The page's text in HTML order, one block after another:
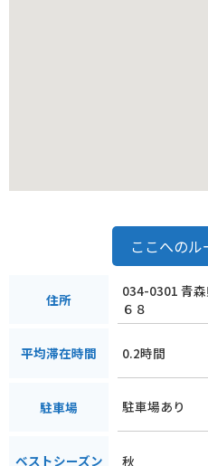
ここへの
住所
034-0301 青
６８
平均滞在時間 0.2時間
駐車場 駐車場あり
ベストシーズン 秋